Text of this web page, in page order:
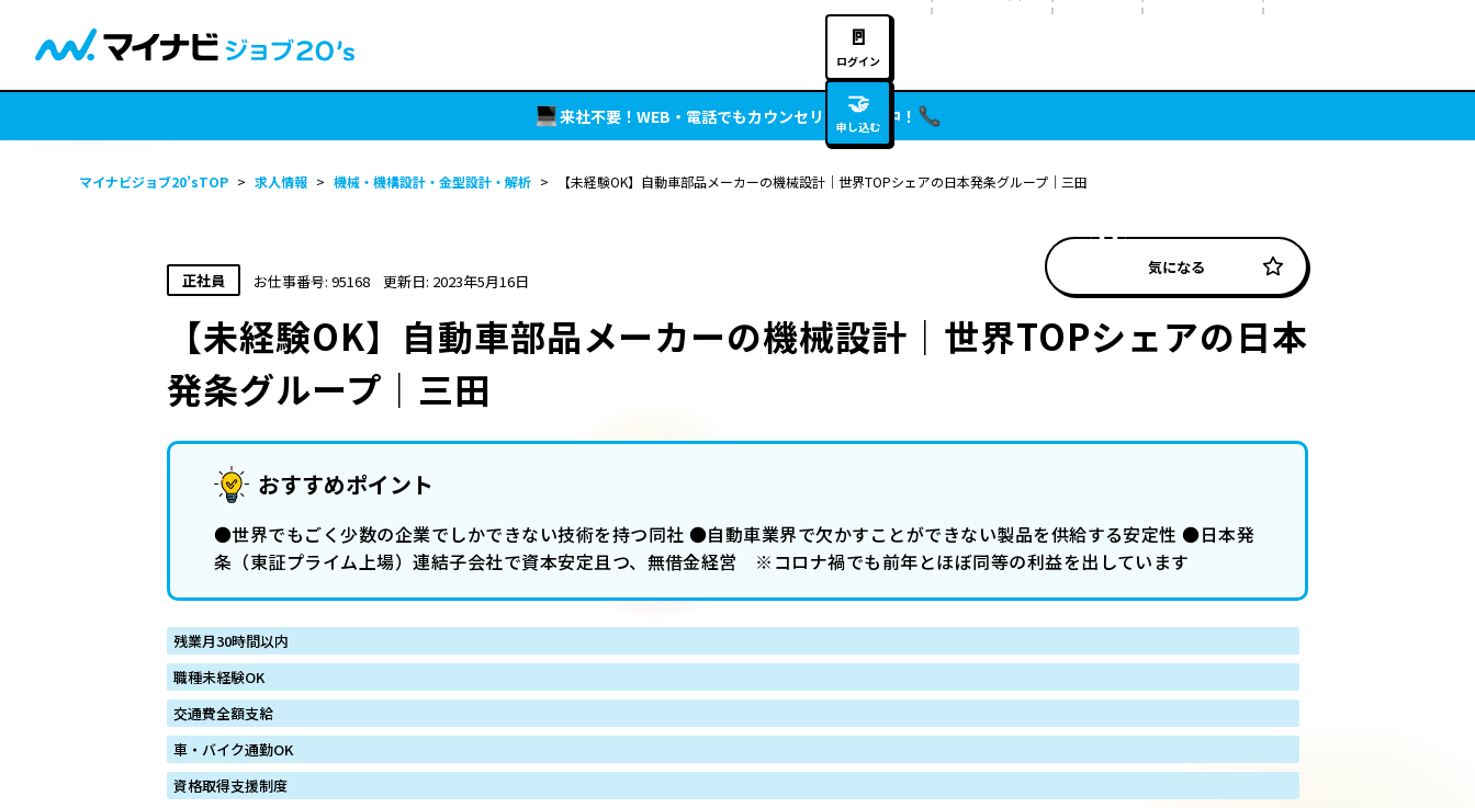
🚪
ログイン
🤝
申し込む
来社不要！WEB・電話でもカウンセリング実施中！
マイナビジョブ20’sTOP > 求人情報 > 機械・機構設計・金型設計・解析 > 【未経験OK】自動車部品メーカーの機械設計｜世界TOPシェアの日本発条グループ｜三田
正社員 お仕事番号: 95168 更新日: 2023年5月16日
気になる
【未経験OK】自動車部品メーカーの機械設計｜世界TOPシェアの日本
発条グループ｜三田
おすすめポイント
●世界でもごく少数の企業でしかできない技術を持つ同社 ●自動車業界で欠かすことができない製品を供給する安定性 ●日本発
条（東証プライム上場）連結子会社で資本安定且つ、無借金経営 ※コロナ禍でも前年とほぼ同等の利益を出しています
残業月30時間以内
職種未経験OK
交通費全額支給
車・バイク通勤OK
資格取得支援制度